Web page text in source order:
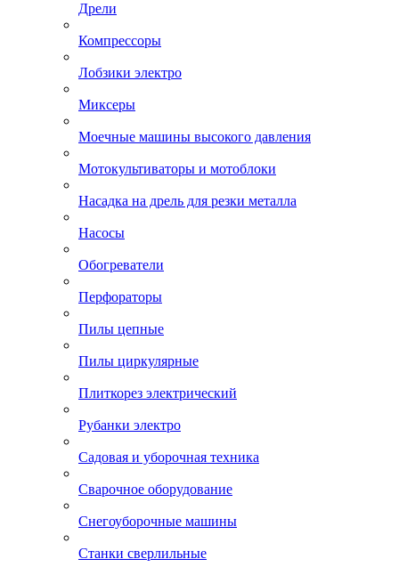
Дрели
Компрессоры
Лобзики электро
Миксеры
Моечные машины высокого давления
Мотокультиваторы и мотоблоки
Насадка на дрель для резки металла
Насосы
Обогреватели
Перфораторы
Пилы цепные
Пилы циркулярные
Плиткорез электрический
Рубанки электро
Садовая и уборочная техника
Сварочное оборудование
Снегоуборочные машины
Станки сверлильные